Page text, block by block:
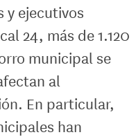
y ejecutivos
24, más de 1.120
municipal se
al
En particular,
han